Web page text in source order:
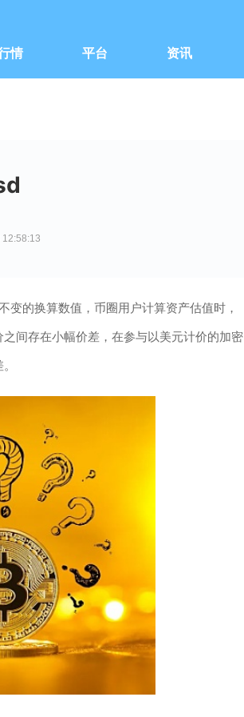
情 平台 资讯
变的换算数值，币圈用户计算资产估值时，
间存在小幅价差，在参与以美元计价的加密